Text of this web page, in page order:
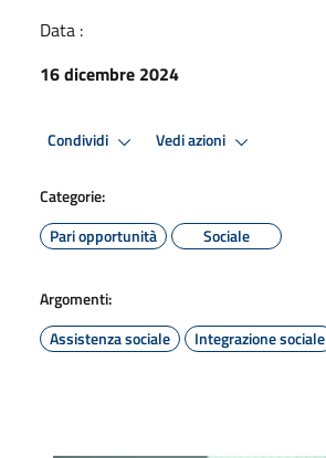
Data :
16 dicembre 2024
Condividi Vedi azioni
Categorie:
Pari opportunità
Sociale
Argomenti:
Assistenza sociale
Integrazione sociale